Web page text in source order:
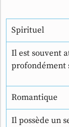
Spirituel
Il est souvent
profondément
Romantique
Il possède un